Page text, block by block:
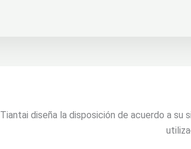
Tiantai diseña la disposición de acuerdo a